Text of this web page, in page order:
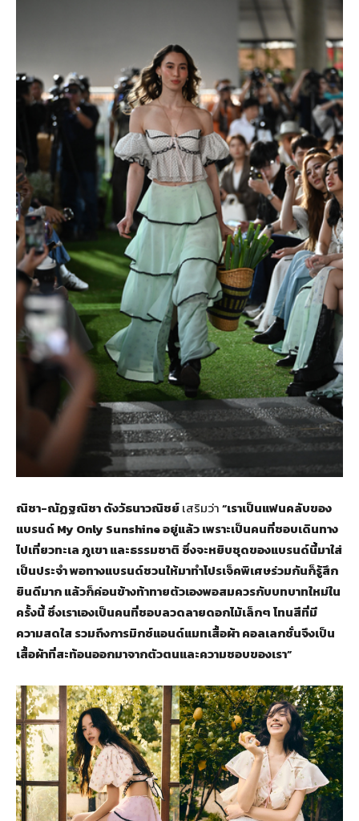
ณิชา-ณัฏฐณิชา ดังวัธนาวณิชย์เสริมว่า“เราเป็นแฟนคลับของ
แบรนด์ My Only Sunshine อยู่แล้ว เพราะเป็นคนที่ชอบเดินทาง
ไปเที่ยวทะเล ภูเขา และธรรมชาติ ซึ่งจะหยิบชุดของแบรนด์นี้มาใส่
เป็นประจำ พอทางแบรนด์ชวนให้มาทำโปรเจ็คพิเศษร่วมกันก็รู้สึก
ยินดีมาก แล้วก็ค่อนข้างท้าทายตัวเองพอสมควรกับบทบาทใหม่ใน
ครั้งนี้ ซึ่งเราเองเป็นคนที่ชอบลวดลายดอกไม้เล็กๆ โทนสีที่มี
ความสดใส รวมถึงการมิกซ์แอนด์แมทเสื้อผ้า คอลเลกชั่นจึงเป็น
เสื้อผ้าที่สะท้อนออกมาจากตัวตนและความชอบของเรา”